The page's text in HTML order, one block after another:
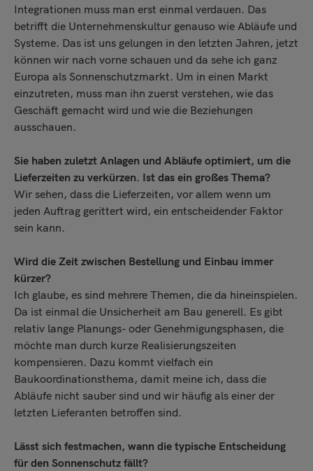
Integrationen muss man erst einmal verdauen. Das
betrifft die Unternehmenskultur genauso wie Abläufe und
Systeme. Das ist uns gelungen in den letzten Jahren, jetzt
können wir nach vorne schauen und da sehe ich ganz
Europa als Sonnenschutzmarkt. Um in einen Markt
einzutreten, muss man ihn zuerst verstehen, wie das
Geschäft gemacht wird und wie die Beziehungen
ausschauen.
Sie haben zuletzt Anlagen und Abläufe optimiert, um die
Lieferzeiten zu verkürzen. Ist das ein großes Thema?
Wir sehen, dass die Lieferzeiten, vor allem wenn um
jeden Auftrag gerittert wird, ein entscheidender Faktor
sein kann.
Wird die Zeit zwischen Bestellung und Einbau immer
kürzer?
Ich glaube, es sind mehrere Themen, die da hineinspielen.
Da ist einmal die Unsicherheit am Bau generell. Es gibt
relativ lange Planungs- oder Genehmigungsphasen, die
möchte man durch kurze Realisierungszeiten
kompensieren. Dazu kommt vielfach ein
Baukoordinationsthema, damit meine ich, dass die
Abläufe nicht sauber sind und wir häufig als einer der
letzten Lieferanten betroffen sind.
Lässt sich festmachen, wann die typische Entscheidung
für den Sonnenschutz fällt?